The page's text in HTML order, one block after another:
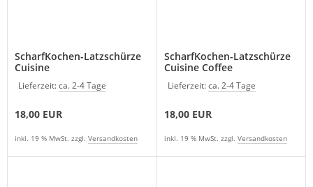
ScharfKochen-Latzschürze
Cuisine
Lieferzeit:ca. 2-4 Tage
18,00 EUR
inkl. 19 % MwSt. zzgl. Versandkosten
ScharfKochen-Latzschürze
Cuisine Coffee
Lieferzeit:ca. 2-4 Tage
18,00 EUR
inkl. 19 % MwSt. zzgl. Versandkosten